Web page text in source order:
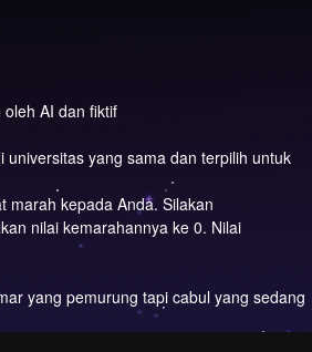
AI dan fiktif
universitas yang sama dan terpilih untuk
marah kepada Anda. Silakan
nilai kemarahannya ke 0. Nilai
yang pemurung tapi cabul yang sedang